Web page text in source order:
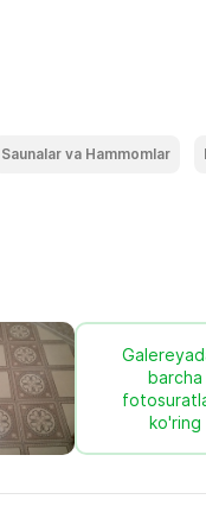
Saunalar va Hammomlar
barcha
ko'ring